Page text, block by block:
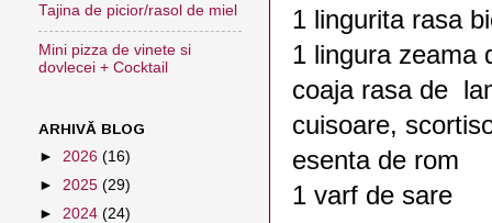
1 lingurita rasa
1 lingura zeama
coaja rasa de
cuisoare,
esenta de rom
1 varf de sare
Tajina de picior/rasol de miel
Mini pizza de vinete si
dovlecei + Cocktail
ARHIVĂ BLOG
► 2026 (16)
► 2025 (29)
► 2024 (24)